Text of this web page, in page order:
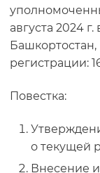
августа 2024
Башкортостан,
регистрации:
Повестка:
о текущей
Внесение